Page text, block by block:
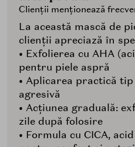
Clienții menționează
La această mască de
clienții apreciază în
• Exfolierea cu AHA
pentru piele aspră
• Aplicarea practică
agresivă
• Acțiunea graduală:
zile după folosire
• Formula cu CICA,